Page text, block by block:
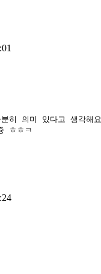
히 의미 있다고 생각해요
ㅎㅎㅋ